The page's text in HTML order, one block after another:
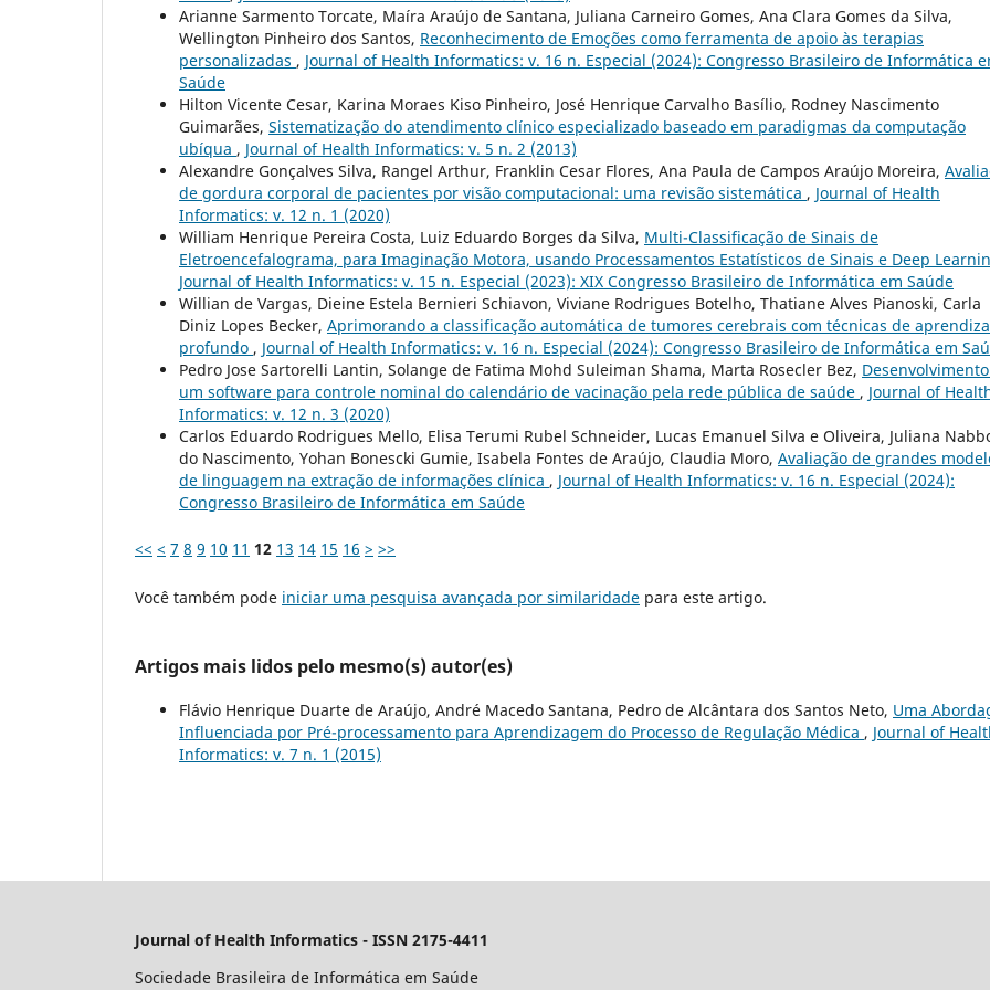
Arianne Sarmento Torcate, Maíra Araújo de Santana, Juliana Carneiro Gomes, Ana Clara Gomes da Silva,
Wellington Pinheiro dos Santos, Reconhecimento de Emoções como ferramenta de apoio às terapias
personalizadas , Journal of Health Informatics: v. 16 n. Especial (2024): Congresso Brasileiro de Informática
Saúde
Hilton Vicente Cesar, Karina Moraes Kiso Pinheiro, José Henrique Carvalho Basílio, Rodney Nascimento
Guimarães, Sistematização do atendimento clínico especializado baseado em paradigmas da computação
ubíqua , Journal of Health Informatics: v. 5 n. 2 (2013)
Alexandre Gonçalves Silva, Rangel Arthur, Franklin Cesar Flores, Ana Paula de Campos Araújo Moreira,
de gordura corporal de pacientes por visão computacional: uma revisão sistemática , Journal of Health
Informatics: v. 12 n. 1 (2020)
William Henrique Pereira Costa, Luiz Eduardo Borges da Silva, Multi-Classificação de Sinais de
Eletroencefalograma, para Imaginação Motora, usando Processamentos Estatísticos de Sinais e Deep
Journal of Health Informatics: v. 15 n. Especial (2023): XIX Congresso Brasileiro de Informática em Saúde
Willian de Vargas, Dieine Estela Bernieri Schiavon, Viviane Rodrigues Botelho, Thatiane Alves Pianoski, Carla
Diniz Lopes Becker, Aprimorando a classificação automática de tumores cerebrais com técnicas de
profundo , Journal of Health Informatics: v. 16 n. Especial (2024): Congresso Brasileiro de Informática em
Pedro Jose Sartorelli Lantin, Solange de Fatima Mohd Suleiman Shama, Marta Rosecler Bez,
um software para controle nominal do calendário de vacinação pela rede pública de saúde , Journal of
Informatics: v. 12 n. 3 (2020)
Carlos Eduardo Rodrigues Mello, Elisa Terumi Rubel Schneider, Lucas Emanuel Silva e Oliveira, Juliana
do Nascimento, Yohan Bonescki Gumie, Isabela Fontes de Araújo, Claudia Moro, Avaliação de grandes
de linguagem na extração de informações clínica , Journal of Health Informatics: v. 16 n. Especial (2024):
Congresso Brasileiro de Informática em Saúde
<< < 7 8 9 10 11 12 13 14 15 16 > >>
Você também pode iniciar uma pesquisa avançada por similaridade para este artigo.
Artigos mais lidos pelo mesmo(s) autor(es)
Flávio Henrique Duarte de Araújo, André Macedo Santana, Pedro de Alcântara dos Santos Neto, Uma
Influenciada por Pré-processamento para Aprendizagem do Processo de Regulação Médica , Journal of
Informatics: v. 7 n. 1 (2015)
Journal of Health Informatics - ISSN 2175-4411
Sociedade Brasileira de Informática em Saúde